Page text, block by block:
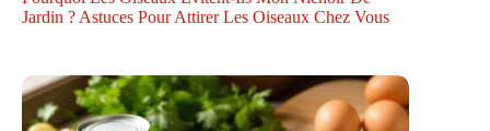
Jardin ? Astuces Pour Attirer Les Oiseaux Chez Vous